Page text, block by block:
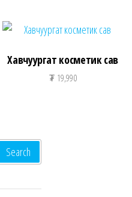
Хавчуургат косметик сав
₮19,990
Search